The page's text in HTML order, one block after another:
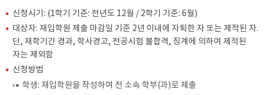
신청시기: (1학기 기준: 전년도 12월 / 2학기 기준: 6월)
대상자: 재입학원 제출 마감일 기준 2년 이내에 자퇴한 자 또는 제적된 자.
단, 재학기간 경과, 학사경고, 전공시험 불합격, 징계에 의하여 제적된
자는 제외함
신청방법
학생: 재입학원을 작성하여 전 소속 학부(과)로 제출